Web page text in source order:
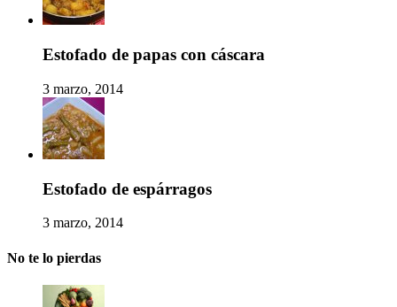
Estofado de papas con cáscara
3 marzo, 2014
Estofado de espárragos
3 marzo, 2014
No te lo pierdas